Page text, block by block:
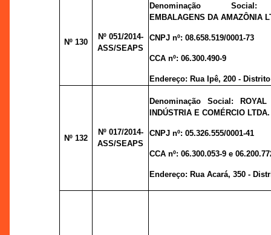
Nº 130
Nº 051/2014-
ASS/SEAPS
Denominação Social:
EMBALAGENS DA AMAZÔNIA
CNPJ nº:08.658.519/0001-73
CCA nº:06.300.490-9
Endereço: Rua Ipê, 200 -
Nº 132
Nº 017/2014-
ASS/SEAPS
Denominação Social:
INDÚSTRIA E COMÉRCIO LTDA.
CNPJ nº:05.326.555/0001-41
CCA nº:06.300.053-9 e
Endereço: Rua Acará, 350 -